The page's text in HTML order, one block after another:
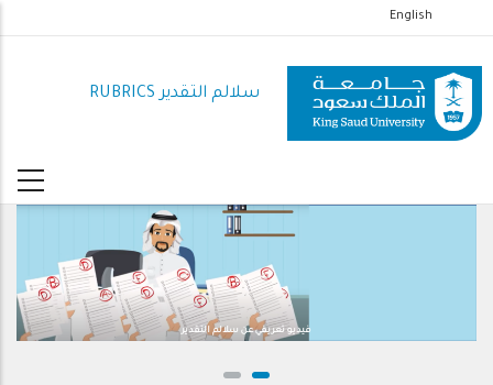
إلى
المحتوى
الرئيسي
English
سلالم التقدير RUBRICS
فيديو تعريفي عن سلالم التقدير